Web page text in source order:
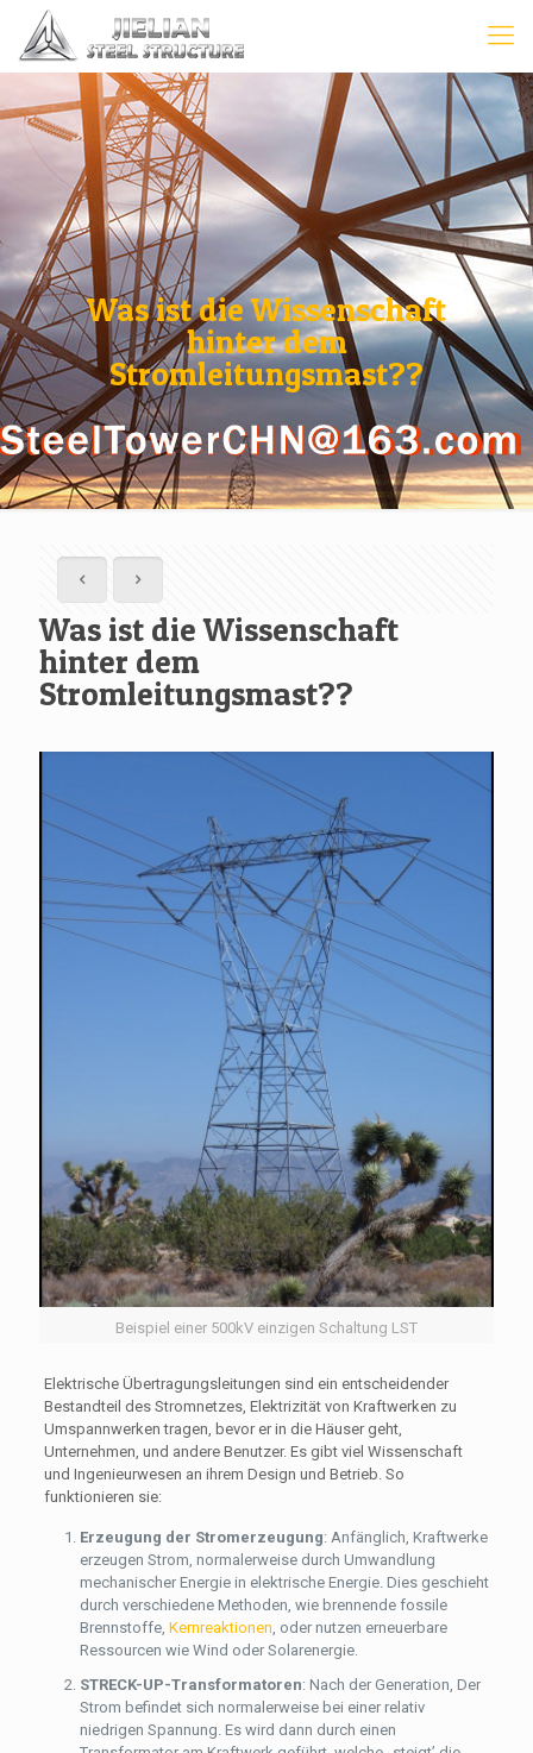
Was ist die Wissenschaft
hinter dem
Stromleitungsmast??
Was ist die Wissenschaft
hinter dem
Stromleitungsmast??
Beispiel einer 500kV einzigen Schaltung LST
Elektrische Übertragungsleitungen sind ein entscheidender
Bestandteil des Stromnetzes, Elektrizität von Kraftwerken zu
Umspannwerken tragen, bevor er in die Häuser geht,
Unternehmen, und andere Benutzer. Es gibt viel Wissenschaft
und Ingenieurwesen an ihrem Design und Betrieb. So
funktionieren sie:
Erzeugung der Stromerzeugung: Anfänglich, Kraftwerke
erzeugen Strom, normalerweise durch Umwandlung
mechanischer Energie in elektrische Energie. Dies geschieht
durch verschiedene Methoden, wie brennende fossile
Brennstoffe, Kernreaktionen , oder nutzen erneuerbare
Ressourcen wie Wind oder Solarenergie.
STRECK-UP-Transformatoren: Nach der Generation, Der
Strom befindet sich normalerweise bei einer relativ
niedrigen Spannung. Es wird dann durch einen